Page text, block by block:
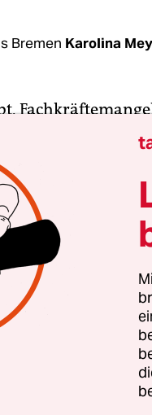
Bremen Karolina
von Fachkräften
Dort
an
beheben.
gibt es zur Zeit
zu gelangen:
Referendariat
Sie
sie haben